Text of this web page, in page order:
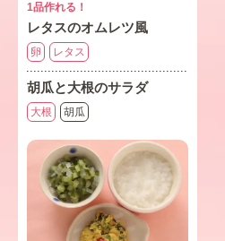
1品作れる！
レタスのオムレツ風
卵 レタス
胡瓜と大根のサラダ
大根 胡瓜